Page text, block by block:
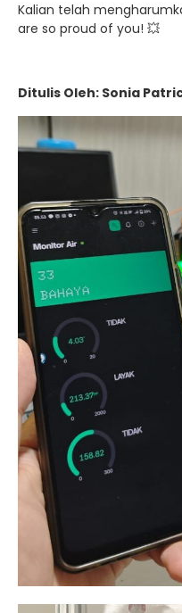
Kalian telah
are so proud of you! 💥
Ditulis Oleh: Sonia